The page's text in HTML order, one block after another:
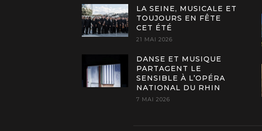
LA SEINE, MUSICALE ET
TOUJOURS EN FÊTE
CET ÉTÉ
21 MAI 2026
DANSE ET MUSIQUE
PARTAGENT LE
SENSIBLE À L’OPÉRA
NATIONAL DU RHIN
7 MAI 2026